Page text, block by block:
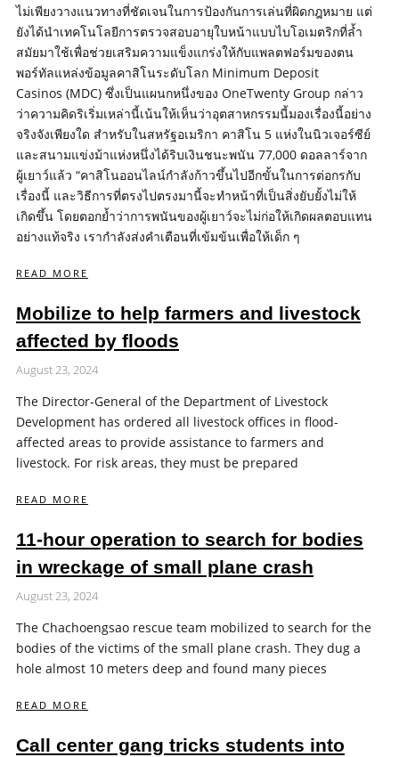
ไม่เพียงวางแนวทางที่ชัดเจนในการป้องกันการเล่นที่ผิดกฎหมาย แต่
ยังได้นำเทคโนโลยีการตรวจสอบอายุใบหน้าแบบไบโอเมตริกที่ล้ำ
สมัยมาใช้เพื่อช่วยเสริมความแข็งแกร่งให้กับแพลตฟอร์มของตน
พอร์ทัลแหล่งข้อมูลคาสิโนระดับโลก Minimum Deposit
Casinos (MDC) ซึ่งเป็นแผนกหนึ่งของ OneTwenty Group กล่าว
ว่าความคิดริเริ่มเหล่านี้เน้นให้เห็นว่าอุตสาหกรรมนี้มองเรื่องนี้อย่าง
จริงจังเพียงใด สำหรับในสหรัฐอเมริกา คาสิโน 5 แห่งในนิวเจอร์ซีย์
และสนามแข่งม้าแห่งหนึ่งได้ริบเงินชนะพนัน 77,000 ดอลลาร์จาก
ผู้เยาว์แล้ว “คาสิโนออนไลน์กำลังก้าวขึ้นไปอีกขั้นในการต่อกรกับ
เรื่องนี้ และวิธีการที่ตรงไปตรงมานี้จะทำหน้าที่เป็นสิ่งยับยั้งไม่ให้
เกิดขึ้น โดยตอกย้ำว่าการพนันของผู้เยาว์จะไม่ก่อให้เกิดผลตอบแทน
อย่างแท้จริง เรากำลังส่งคำเตือนที่เข้มข้นเพื่อให้เด็ก ๆ
READ MORE
Mobilize to help farmers and livestock
affected by floods
August 23, 2024
The Director-General of the Department of Livestock
Development has ordered all livestock offices in flood-
affected areas to provide assistance to farmers and
livestock. For risk areas, they must be prepared
READ MORE
11-hour operation to search for bodies
in wreckage of small plane crash
August 23, 2024
The Chachoengsao rescue team mobilized to search for the
bodies of the victims of the small plane crash. They dug a
hole almost 10 meters deep and found many pieces
READ MORE
Call center gang tricks students into